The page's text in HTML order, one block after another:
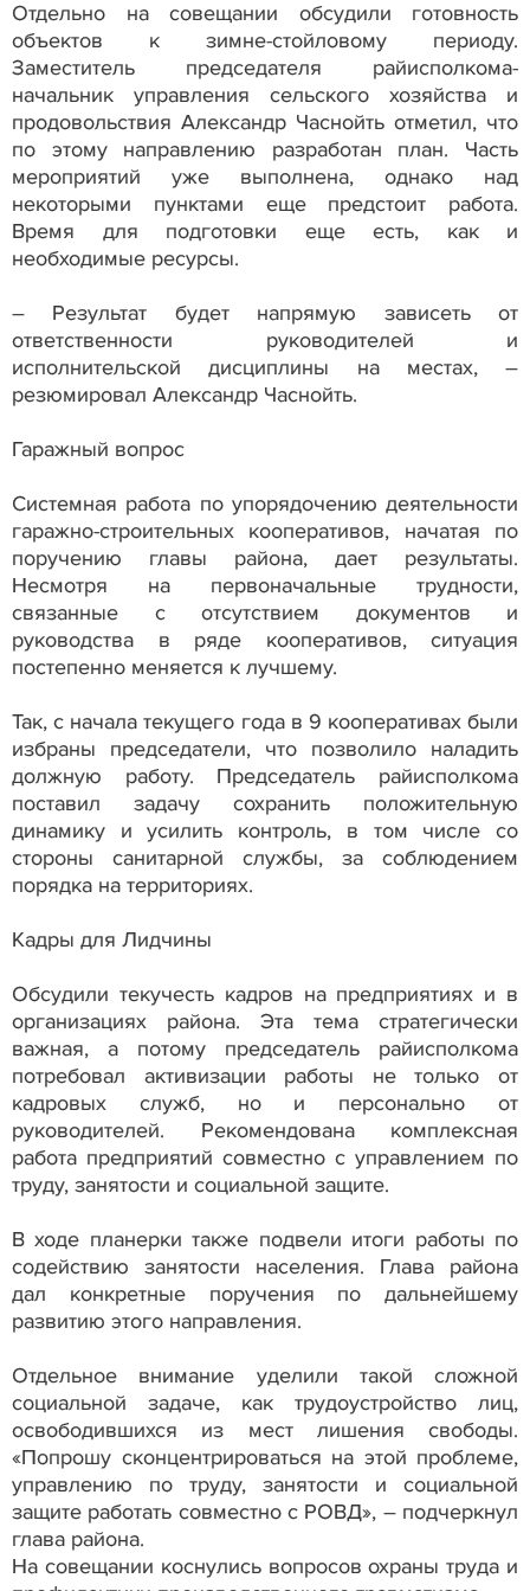
Отдельно на совещании обсудили готовность
объектов к зимне-стойловому периоду.
Заместитель председателя райисполкома-
начальник управления сельского хозяйства и
продовольствия Александр Часнойть отметил, что
по этому направлению разработан план. Часть
мероприятий уже выполнена, однако над
некоторыми пунктами еще предстоит работа.
Время для подготовки еще есть, как и
необходимые ресурсы.
– Результат будет напрямую зависеть от
ответственности руководителей и
исполнительской дисциплины на местах, –
резюмировал Александр Часнойть.
Гаражный вопрос
Системная работа по упорядочению деятельности
гаражно-строительных кооперативов, начатая по
поручению главы района, дает результаты.
Несмотря на первоначальные трудности,
связанные с отсутствием документов и
руководства в ряде кооперативов, ситуация
постепенно меняется к лучшему.
Так, с начала текущего года в 9 кооперативах были
избраны председатели, что позволило наладить
должную работу. Председатель райисполкома
поставил задачу сохранить положительную
динамику и усилить контроль, в том числе со
стороны санитарной службы, за соблюдением
порядка на территориях.
Кадры для Лидчины
Обсудили текучесть кадров на предприятиях и в
организациях района. Эта тема стратегически
важная, а потому председатель райисполкома
потребовал активизации работы не только от
кадровых служб, но и персонально от
руководителей. Рекомендована комплексная
работа предприятий совместно с управлением по
труду, занятости и социальной защите.
В ходе планерки также подвели итоги работы по
содействию занятости населения. Глава района
дал конкретные поручения по дальнейшему
развитию этого направления.
Отдельное внимание уделили такой сложной
социальной задаче, как трудоустройство лиц,
освободившихся из мест лишения свободы.
«Попрошу сконцентрироваться на этой проблеме,
управлению по труду, занятости и социальной
защите работать совместно с РОВД», – подчеркнул
глава района.
На совещании коснулись вопросов охраны труда и